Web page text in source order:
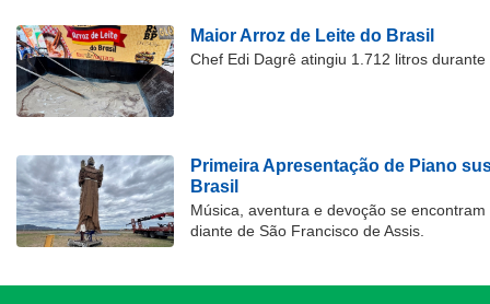
Maior Arroz de Leite do Brasil
Chef Edi Dagrê atingiu 1.712 litros
Primeira Apresentação de Piano
Brasil
Música, aventura e devoção se
diante de São Francisco de Assis.